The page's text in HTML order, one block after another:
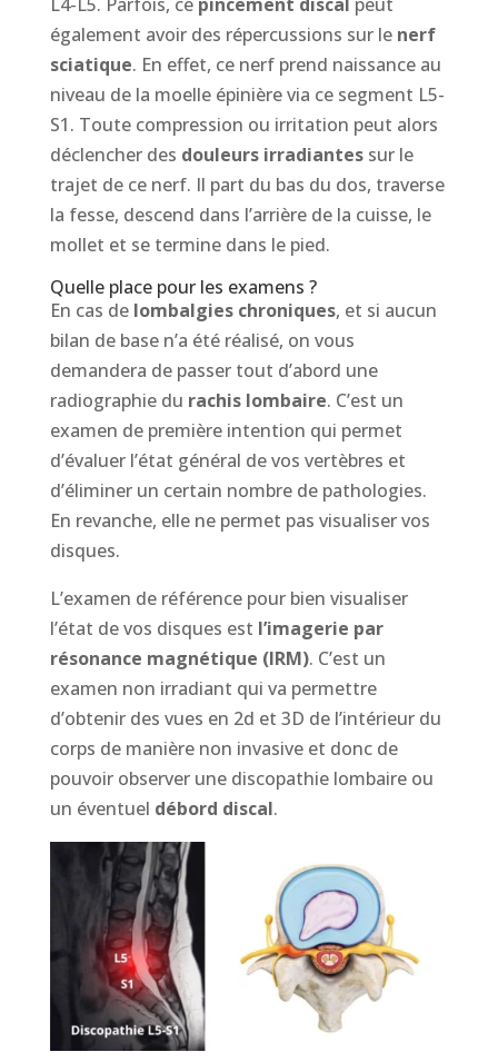
L4-L5. Parfois, ce pincement discal peut
également avoir des répercussions sur le nerf
sciatique. En effet, ce nerf prend naissance au
niveau de la moelle épinière via ce segment L5-
S1. Toute compression ou irritation peut alors
déclencher des douleurs irradiantessur le
trajet de ce nerf. Il part du bas du dos, traverse
la fesse, descend dans l’arrière de la cuisse, le
mollet et se termine dans le pied.
Quelle place pour les examens ?
En cas de lombalgies chroniques, et si aucun
bilan de base n’a été réalisé, on vous
demandera de passer tout d’abord une
radiographie du rachis lombaire. C’est un
examen de première intention qui permet
d’évaluer l’état général de vos vertèbres et
d’éliminer un certain nombre de pathologies.
En revanche, elle ne permet pas visualiser vos
disques.
L’examen de référence pour bien visualiser
l’état de vos disques est l’imagerie par
résonance magnétique (IRM). C’est un
examen non irradiant qui va permettre
d’obtenir des vues en 2d et 3D de l’intérieur du
corps de manière non invasive et donc de
pouvoir observer une discopathie lombaire ou
un éventuel débord discal.